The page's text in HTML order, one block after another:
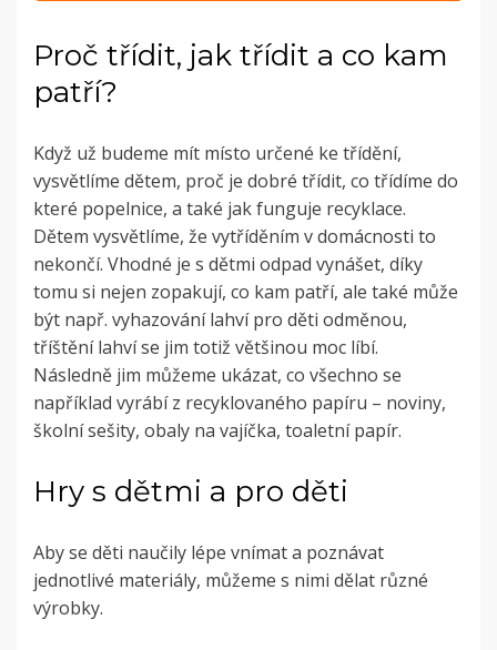
Proč třídit, jak třídit a co kam
patří?
Když už budeme mít místo určené ke třídění,
vysvětlíme dětem, proč je dobré třídit, co třídíme do
které popelnice, a také jak funguje recyklace.
Dětem vysvětlíme, že vytříděním v domácnosti to
nekončí. Vhodné je s dětmi odpad vynášet, díky
tomu si nejen zopakují, co kam patří, ale také může
být např. vyhazování lahví pro děti odměnou,
tříštění lahví se jim totiž většinou moc líbí.
Následně jim můžeme ukázat, co všechno se
například vyrábí z recyklovaného papíru – noviny,
školní sešity, obaly na vajíčka, toaletní papír.
Hry s dětmi a pro děti
Aby se děti naučily lépe vnímat a poznávat
jednotlivé materiály, můžeme s nimi dělat různé
výrobky.